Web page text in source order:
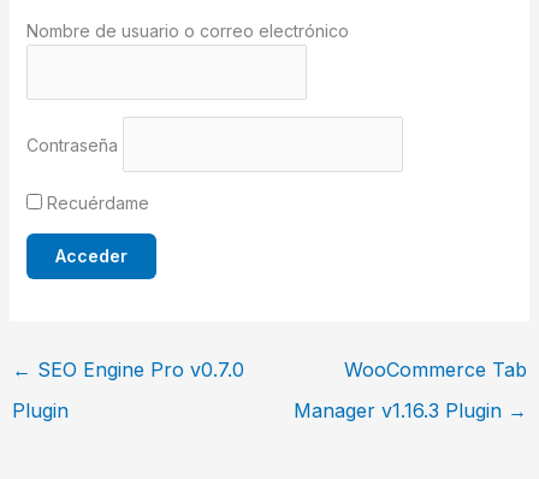
Nombre de usuario o correo electrónico
Contraseña
Recuérdame
← SEO Engine Pro v0.7.0
Plugin
WooCommerce Tab
Manager v1.16.3 Plugin →